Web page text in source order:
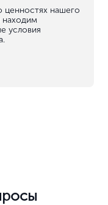
ценностях нашего
находим
условия